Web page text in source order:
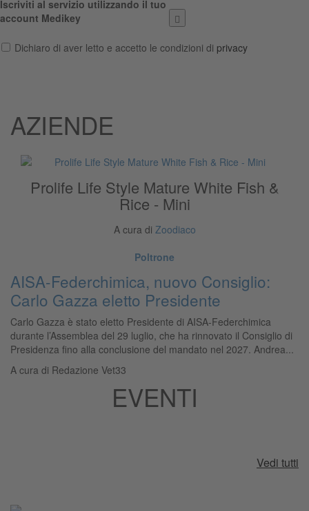
Iscriviti al servizio utilizzando il tuo
account Medikey
Dichiaro di aver letto e accetto le condizioni di privacy
AZIENDE
Prolife Life Style Mature White Fish &
Rice - Mini
A cura di Zoodiaco
Poltrone
AISA-Federchimica, nuovo Consiglio:
Carlo Gazza eletto Presidente
Carlo Gazza è stato eletto Presidente di AISA-Federchimica
durante l’Assemblea del 29 luglio, che ha rinnovato il Consiglio di
Presidenza fino alla conclusione del mandato nel 2027. Andrea...
A cura di Redazione Vet33
EVENTI
Vedi tutti